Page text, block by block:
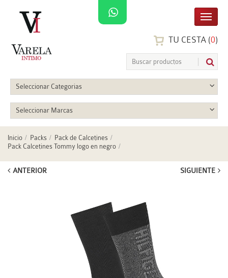
TU CESTA (0)
Seleccionar Categorias
Seleccionar Marcas
Inicio Packs
Pack de Calcetines
Pack Calcetines Tommy logo en negro
ANTERIOR SIGUIENTE